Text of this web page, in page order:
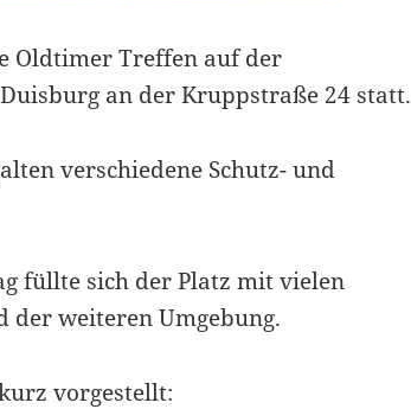
Oldtimer Treffen auf der
an der Kruppstraße 24 statt.
verschiedene Schutz- und
füllte sich der Platz mit vielen
der weiteren Umgebung.
vorgestellt: